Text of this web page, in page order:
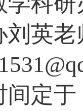
刘英老
间 定于